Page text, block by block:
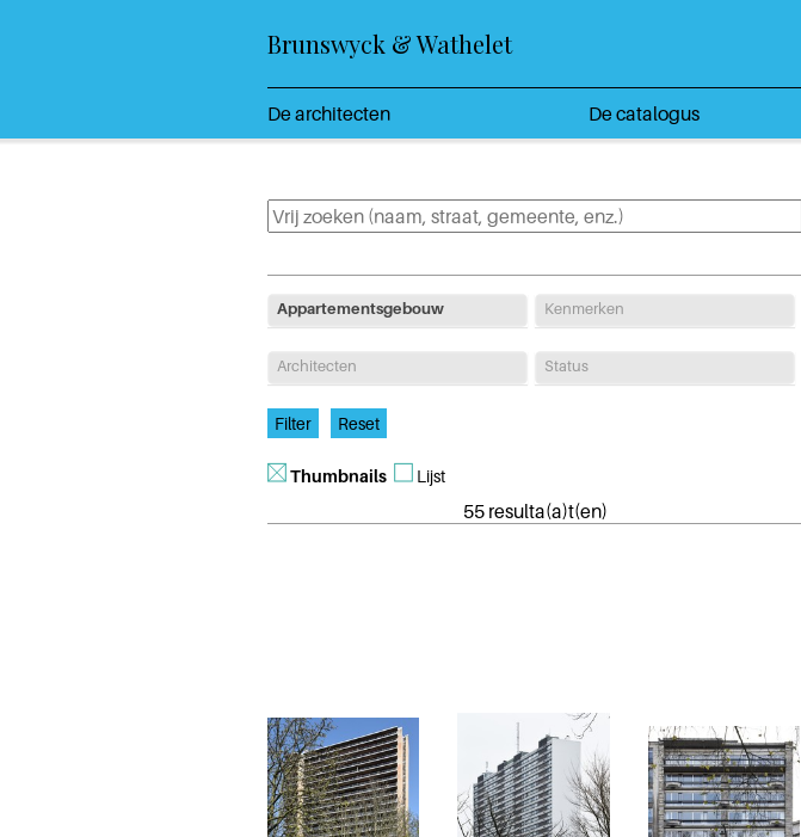
Brunswyck & Wathelet
De architecten De catalogus
Appartementsgebouw Kenmerken
Architecten Status
Thumbnails Lijst
55 resulta(a)t(en)